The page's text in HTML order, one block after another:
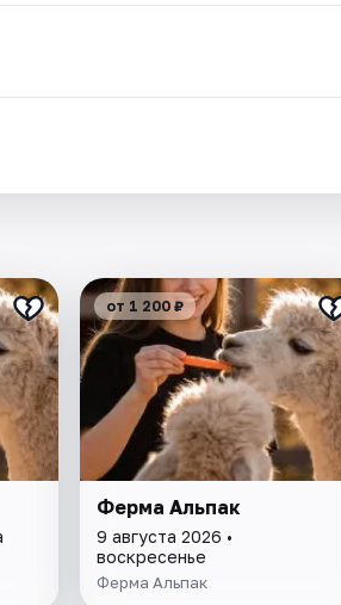
от 1 200 ₽
Ферма Альпак
9 августа 2026 •
воскресенье
Ферма Альпак